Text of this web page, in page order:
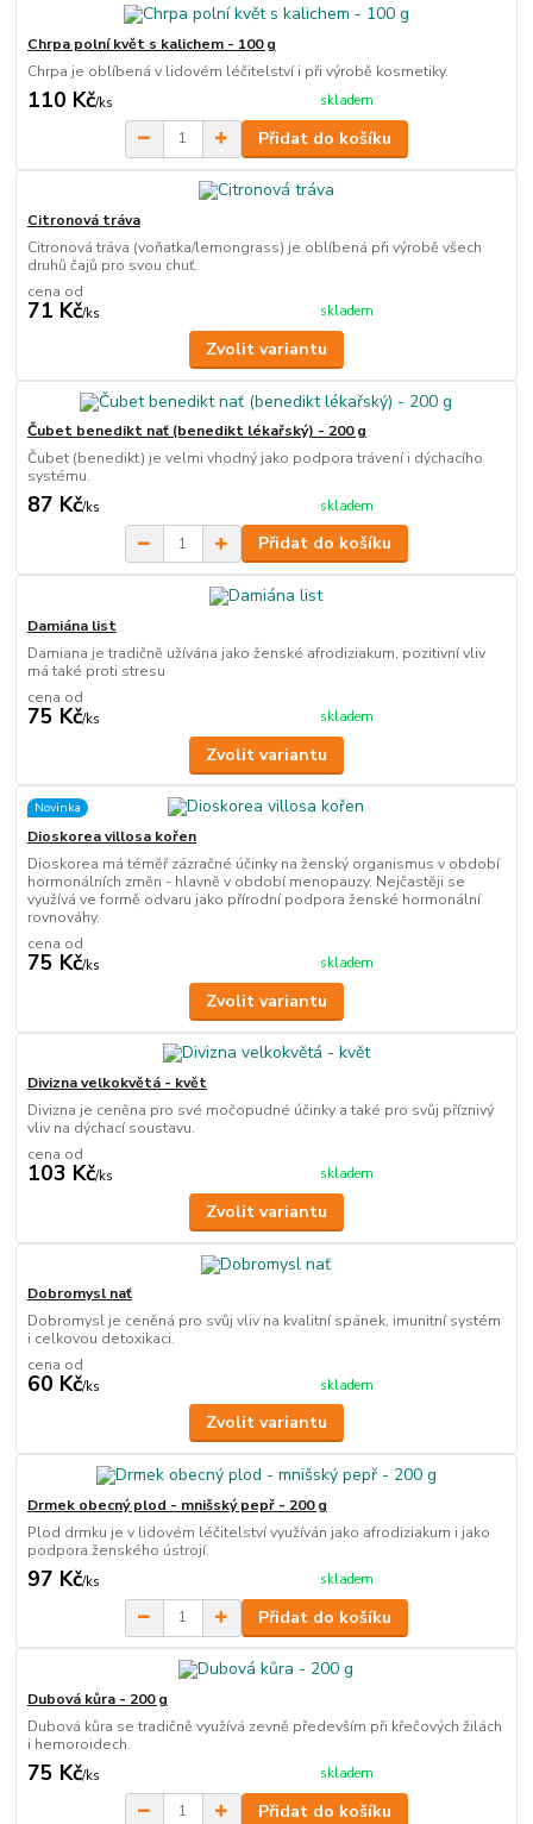
Chrpa polní květ s kalichem - 100 g
Chrpa je oblíbená v lidovém léčitelství i při výrobě kosmetiky.
110 Kč/ks skladem
Přidat do košíku
Citronová tráva
Citronová tráva (voňatka/lemongrass) je oblíbená při výrobě všech
druhů čajů pro svou chuť.
cena od
71 Kč/ks skladem
Zvolit variantu
Čubet benedikt nať (benedikt lékařský) - 200 g
Čubet (benedikt) je velmi vhodný jako podpora trávení i dýchacího
systému.
87 Kč/ks skladem
Přidat do košíku
Damiána list
Damiana je tradičně užívána jako ženské afrodiziakum, pozitivní vliv
má také proti stresu
cena od
75 Kč/ks skladem
Zvolit variantu
Novinka
Dioskorea villosa kořen
Dioskorea má téměř zázračné účinky na ženský organismus v období
hormonálních změn - hlavně v období menopauzy. Nejčastěji se
využívá ve formě odvaru jako přírodní podpora ženské hormonální
rovnováhy.
cena od
75 Kč/ks skladem
Zvolit variantu
Divizna velkokvětá - květ
Divizna je ceněna pro své močopudné účinky a také pro svůj příznivý
vliv na dýchací soustavu.
cena od
103 Kč/ks skladem
Zvolit variantu
Dobromysl nať
Dobromysl je ceněná pro svůj vliv na kvalitní spánek, imunitní systém
i celkovou detoxikaci.
cena od
60 Kč/ks skladem
Zvolit variantu
Drmek obecný plod - mnišský pepř - 200 g
Plod drmku je v lidovém léčitelství využíván jako afrodiziakum i jako
podpora ženského ústrojí.
97 Kč/ks skladem
Přidat do košíku
Dubová kůra - 200 g
Dubová kůra se tradičně využívá zevně především při křečových žilách
i hemoroidech.
75 Kč/ks skladem
Přidat do košíku